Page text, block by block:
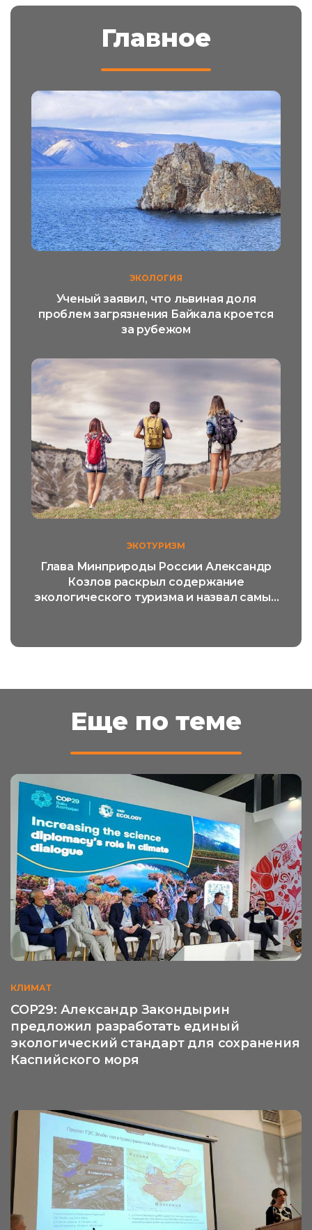
Главное
ЭКОЛОГИЯ
Ученый заявил, что львиная доля
проблем загрязнения Байкала кроется
за рубежом
ЭКОТУРИЗМ
Глава Минприроды России Александр
Козлов раскрыл содержание
экологического туризма и назвал самый
Еще по теме
КЛИМАТ
COP29: Александр Закондырин
предложил разработать единый
экологический стандарт для сохранения
Каспийского моря